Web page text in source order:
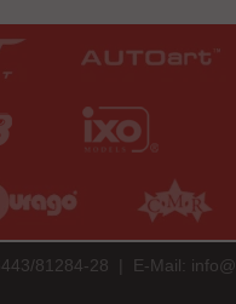
81284-28 | E-Mail: